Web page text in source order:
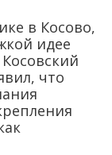
в Косово,
идее
что